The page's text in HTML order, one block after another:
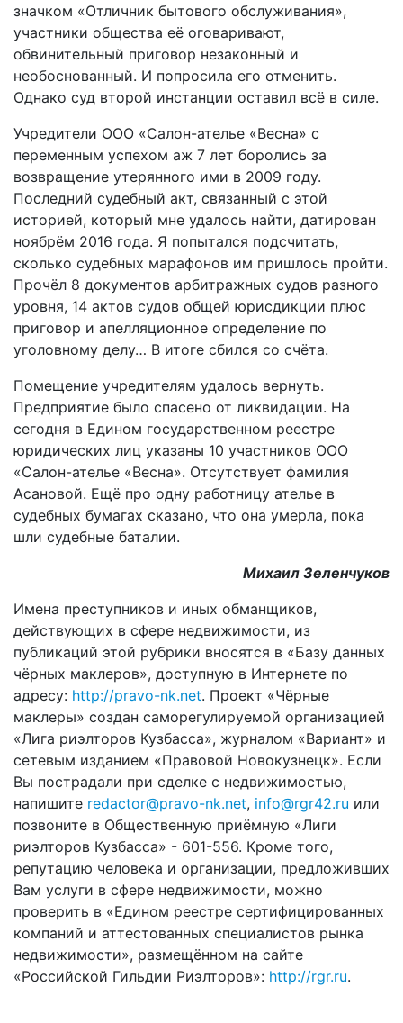
значком «Отличник бытового обслуживания»,
участники общества её оговаривают,
обвинительный приговор незаконный и
необоснованный. И попросила его отменить.
Однако суд второй инстанции оставил всё в силе.
Учредители ООО «Салон-­ателье «Весна» с
переменным успехом аж 7 лет боролись за
возвращение утерянного ими в 2009 году.
Последний судебный акт, связанный с этой
историей, который мне удалось найти, датирован
ноябрём 2016 года. Я попытался подсчитать,
сколько судебных марафонов им пришлось пройти.
Прочёл 8 документов арбитражных судов разного
уровня, 14 актов судов общей юрисдикции плюс
приговор и апелляционное определение по
уголовному делу… В итоге сбился со счёта.
Помещение учредителям удалось вернуть.
Предприятие было спасено от ликвидации. На
сегодня в Едином государственном реестре
юридических лиц указаны 10 участников ООО
«Салон-­ателье «Весна». Отсутствует фамилия
Асановой. Ещё про одну работницу ателье в
судебных бумагах сказано, что она умерла, пока
шли судебные баталии.
Михаил Зеленчуков
Имена преступников и иных обманщиков,
действующих в сфере недвижимости, из
публикаций этой рубрики вносятся в «Базу данных
чёрных маклеров», доступную в Интернете по
адресу: http://pravo-nk.net. Проект «Чёрные
маклеры» создан саморегулируемой организацией
«Лига риэлторов Кузбасса», журналом «Вариант» и
сетевым изданием «Правовой Новокузнецк». Если
Вы пострадали при сделке с недвижимостью,
напишите redactor@pravo-nk.net, info@rgr42.ru или
позвоните в Общественную приёмную «Лиги
риэлторов Кузбасса» - 601-556. Кроме того,
репутацию человека и организации, предложивших
Вам услуги в сфере недвижимости, можно
проверить в «Едином реестре сертифицированных
компаний и аттестованных специалистов рынка
недвижимости», размещённом на сайте
«Российской Гильдии Риэлторов»: http://rgr.ru.